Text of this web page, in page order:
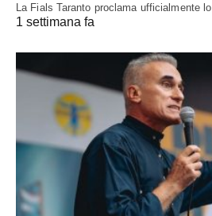
La Fials Taranto proclama ufficialmente
1 settimana fa